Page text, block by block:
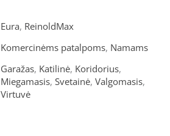
Eura, ReinoldMax
Komercinėms patalpoms, Namams
Garažas, Katilinė, Koridorius,
Miegamasis, Svetainė, Valgomasis,
Virtuvė